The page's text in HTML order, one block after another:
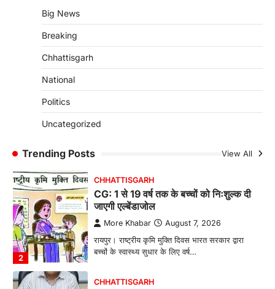
Big News
Breaking
Chhattisgarh
National
Politics
Uncategorized
Trending Posts View All
बनाने की दिशा में जिले के नगरी…
CG: 1 से 19 वर्ष तक के बच्चों को निःशुल्क दी
बच्चों के स्वास्थ्य सुधार के लिए वर्ष…
3
CHHATTISGARH
CG : मुख्यमंत्री विष्णुदेव साय के नेतृत्व में
छत्तीसगढ़ को बड़ी उपलब्धि
More Khabar August 7, 2026
रायपुर। मुख्यमंत्री विष्णुदेव साय के नेतृत्व में स्वच्छ ऊर्जा,
हरित विकास और किसानों की आय…
CHHATTISGARH